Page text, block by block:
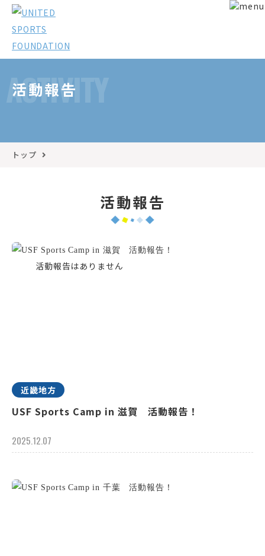
ACTIVITY
活動報告
トップ
活動報告
近畿地方
USF Sports Camp in 滋賀 活動報告！
2025.12.07